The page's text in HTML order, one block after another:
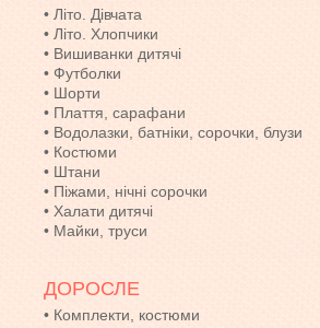
• Літо. Дівчата
• Літо. Хлопчики
• Вишиванки дитячі
• Футболки
• Шорти
• Плаття, сарафани
• Водолазки, батніки, сорочки, блузи
• Костюми
• Штани
• Піжами, нічні сорочки
• Халати дитячі
• Майки, труси
ДОРОСЛЕ
• Комплекти, костюми